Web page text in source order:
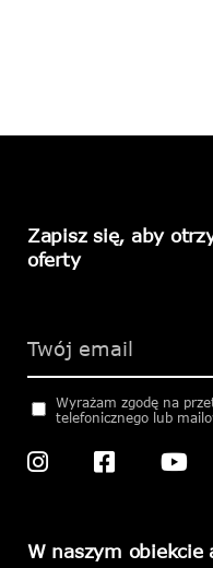
Zapisz się, aby
oferty
this
Wyrażam zgodę na
telefonicznego lub
W naszym obiekcie